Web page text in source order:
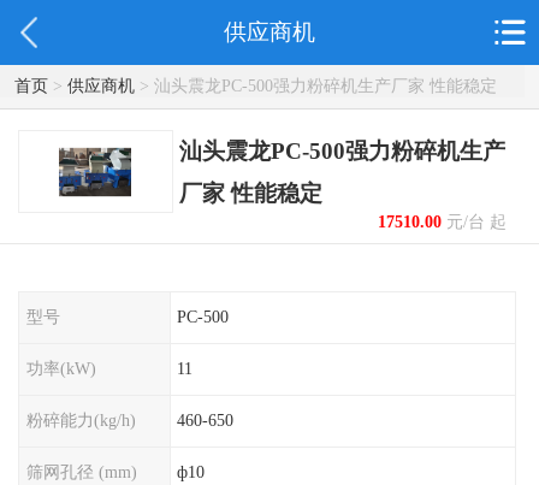
供应商机
首页> 供应商机> 汕头震龙PC-500强力粉碎机生产厂家 性能稳定
汕头震龙PC-500强力粉碎机生产
厂家 性能稳定
17510.00元/台 起
型号 PC-500
功率(kW) 11
粉碎能力(kg/h) 460-650
筛网孔径 (mm) ф10